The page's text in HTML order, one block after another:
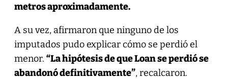
metros aproximadamente.
A su vez, afirmaron que ninguno de los
imputados pudo explicar cómo se perdió el
menor. “La hipótesis de que Loan se perdió se
abandonó definitivamente”, recalcaron.